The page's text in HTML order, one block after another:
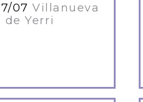
07 Villanueva
de Yerri